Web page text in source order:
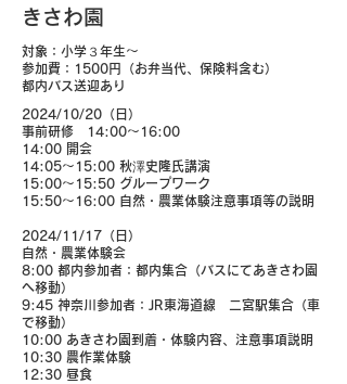
きさわ園
対象：小学３年生〜
参加費：1500円（お弁当代、保険料含む）
​都内バス送迎あり
2024/10/20（日）
事前研修 14:00～16:00
14:00 開会
14:05～15:00 秋澤史隆氏講演
15:00～15:50 グループワーク
15:50～16:00 自然・農業体験注意事項等の説明
2024/11/17（日）
自然・農業体験会
8:00 都内参加者：都内集合（バスにてあきさわ園
へ移動）
9:45 神奈川参加者：JR東海道線 二宮駅集合（車
で移動）
10:00 あきさわ園到着・体験内容、注意事項説明
10:30 農作業体験
12:30 昼食